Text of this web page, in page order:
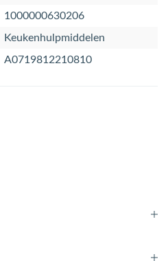
1000000630206
Keukenhulpmiddelen
A0719812210810